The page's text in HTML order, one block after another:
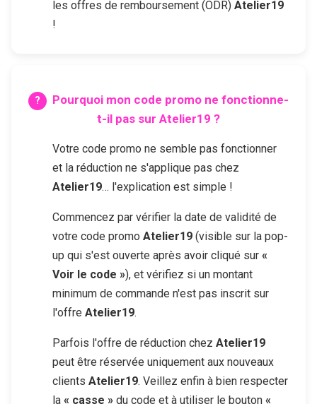
les offres de remboursement (ODR) Atelier19
!
Pourquoi mon code promo ne fonctionne-
t-il pas sur Atelier19 ?
Votre code promo ne semble pas fonctionner
et la réduction ne s'applique pas chez
Atelier19… l'explication est simple !
Commencez par vérifier la date de validité de
votre code promo Atelier19 (visible sur la pop-
up qui s'est ouverte après avoir cliqué sur «
Voir le code »), et vérifiez si un montant
minimum de commande n'est pas inscrit sur
l'offre Atelier19.
Parfois l'offre de réduction chez Atelier19
peut être réservée uniquement aux nouveaux
clients Atelier19. Veillez enfin à bien respecter
la « casse » du code et à utiliser le bouton «